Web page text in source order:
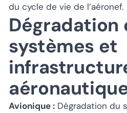
du cycle de vie de l’aéronef.
Dégradation
systèmes et
Avionique : Dégradation du